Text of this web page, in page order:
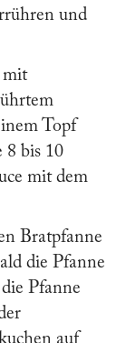
und
mit
Topf
bis 10
mit dem
Bratpfanne
die Pfanne
Pfanne
auf